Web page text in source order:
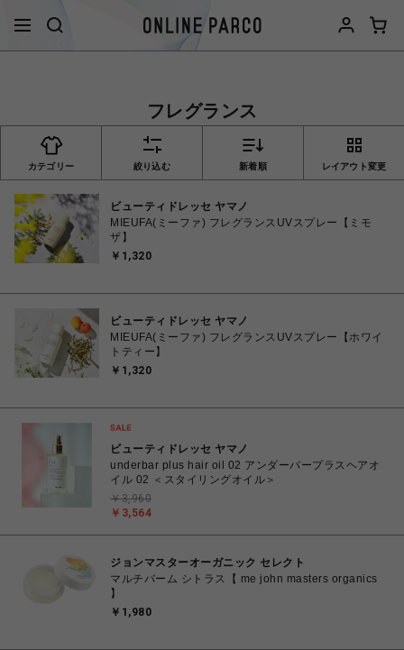
フレグランス
カテゴリー 絞り込む 新着順 レイアウト変更
ビューティドレッセ ヤマノ
MIEUFA(ミーファ) フレグランスUVスプレー【ミモ
ザ】
￥1,320
ビューティドレッセ ヤマノ
MIEUFA(ミーファ) フレグランスUVスプレー【ホワイ
トティー】
￥1,320
ビューティドレッセ ヤマノ
underbar plus hair oil 02 アンダーバープラスヘアオ
イル 02 ＜スタイリングオイル＞
￥3,564
￥3,960
ジョンマスターオーガニック セレクト
マルチバーム シトラス【 me john masters organics
】
￥1,980